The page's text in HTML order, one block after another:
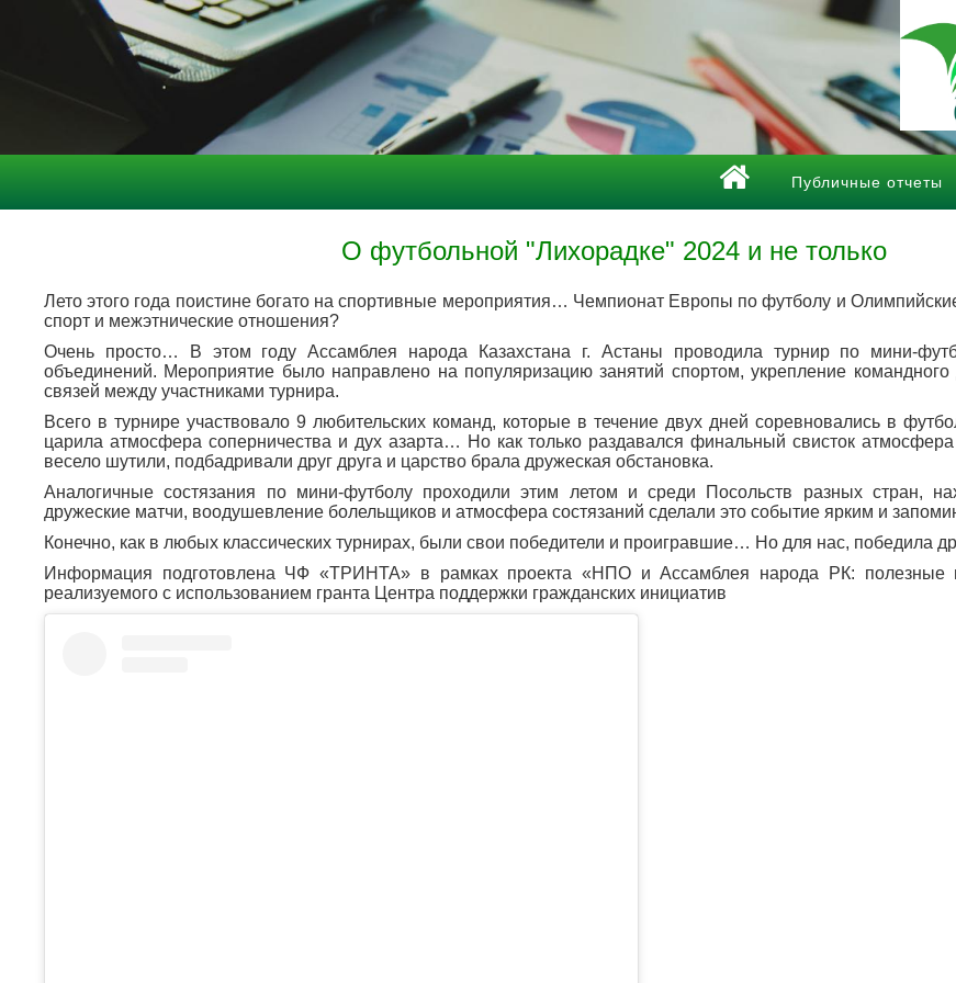
Публичные отчеты
О футбольной "Лихорадке" 2024 и не только
Лето этого года поистине богато на спортивные мероприятия… Чемпионат Европы по футболу и
спорт и межэтнические отношения?
Очень просто… В этом году Ассамблея народа Казахстана г. Астаны проводила турнир по мини-
объединений. Мероприятие было направлено на популяризацию занятий спортом, укрепление командного
связей между участниками турнира.
Всего в турнире участвовало 9 любительских команд, которые в течение двух дней соревновались в
царила атмосфера соперничества и дух азарта… Но как только раздавался финальный свисток
весело шутили, подбадривали друг друга и царство брала дружеская обстановка.
Аналогичные состязания по мини-футболу проходили этим летом и среди Посольств разных стран,
дружеские матчи, воодушевление болельщиков и атмосфера состязаний сделали это событие ярким и
Конечно, как в любых классических турнирах, были свои победители и проигравшие… Но для нас, победила
Информация подготовлена ЧФ «ТРИНТА» в рамках проекта «НПО и Ассамблея народа РК: полезные
реализуемого с использованием гранта Центра поддержки гражданских инициатив